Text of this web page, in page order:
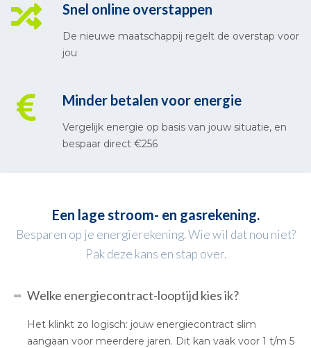
Snel online overstappen
De nieuwe maatschappij regelt de overstap voor
jou
Minder betalen voor energie
Vergelijk energie op basis van jouw situatie, en
bespaar direct €256
Een lage stroom- en gasrekening.
Besparen op je energierekening. Wie wil dat nou niet?
Pak deze kans en stap over.
Welke energiecontract-looptijd kies ik?
Het klinkt zo logisch: jouw energiecontract slim
aangaan voor meerdere jaren. Dit kan vaak voor 1 t/m 5